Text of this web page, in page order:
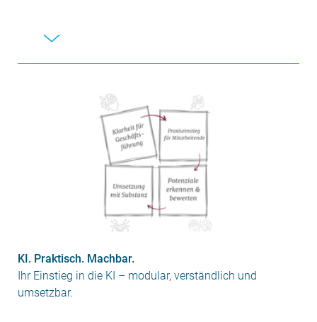
KI. Praktisch. Machbar.
Ihr Einstieg in die KI – modular, verständlich und
umsetzbar.